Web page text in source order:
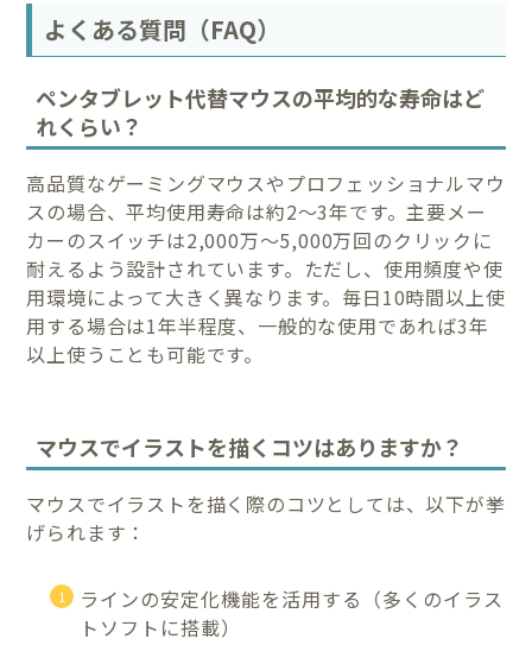
よくある質問（FAQ）
ペンタブレット代替マウスの平均的な寿命はど
れくらい？
高品質なゲーミングマウスやプロフェッショナルマウ
スの場合、平均使用寿命は約2〜3年です。主要メー
カーのスイッチは2,000万〜5,000万回のクリックに
耐えるよう設計されています。ただし、使用頻度や使
用環境によって大きく異なります。毎日10時間以上使
用する場合は1年半程度、一般的な使用であれば3年
以上使うことも可能です。
マウスでイラストを描くコツはありますか？
マウスでイラストを描く際のコツとしては、以下が挙
げられます：
ラインの安定化機能を活用する（多くのイラス
トソフトに搭載）